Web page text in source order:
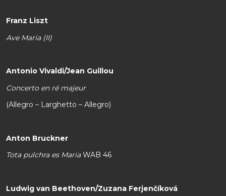
Franz Liszt
Ave Maria (II)
Antonio Vivaldi/Jean Guillou
Concerto en ré majeur
(Allegro – Larghetto – Allegro)
Anton Bruckner
Tota pulchra es MariaWAB 46
Ludwig van Beethoven/Zuzana Ferjenčíková